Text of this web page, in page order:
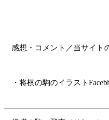
感想・コメント／当サイト
・将棋の駒のイラスト